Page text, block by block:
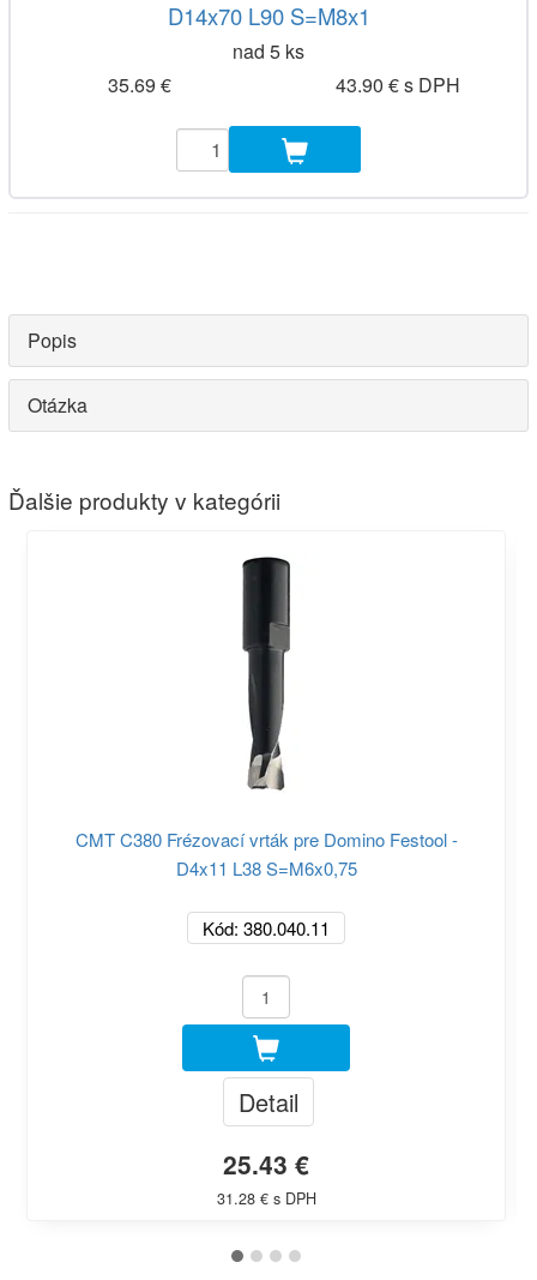
D14x70 L90 S=M8x1
nad 5 ks
35.69 €
43.90 € s DPH
Popis
Otázka
Ďalšie produkty v kategórii
CMT C380 Frézovací vrták pre Domino Festool -
D4x11 L38 S=M6x0,75
Kód: 380.040.11
Detail
25.43 €
31.28 € s DPH